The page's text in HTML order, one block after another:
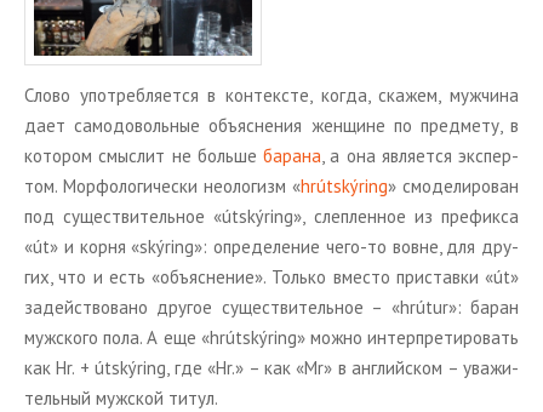
Слово упо­треб­ля­ет­ся в кон­тек­сте, когда, ска­жем, муж­чи­на
дает са­мо­до­воль­ные объ­яс­не­ния жен­щине по пред­ме­ту, в
ко­то­ром смыс­лит не боль­ше ба­ра­на, а она яв­ля­ет­ся экс­пер­
том. Мор­фо­ло­ги­че­ски нео­ло­гизм «hrútskýring» смо­де­ли­ро­ван
под су­ще­стви­тель­ное «útskýring», слеп­лен­ное из пре­фик­са
«út» и корня «skýring»: опре­де­ле­ние чего-то вовне, для дру­
гих, что и есть «объ­яс­не­ние». Толь­ко вме­сто при­став­ки «út»
за­дей­ство­ва­но дру­гое су­ще­стви­тель­ное – «hrútur»: баран
муж­ско­го пола. А еще «hrútskýring» можно ин­тер­пре­ти­ро­вать
как Hr. + útskýring, где «Hr.» – как «Mr» в ан­глий­ском – ува­жи­
тель­ный муж­ской титул.